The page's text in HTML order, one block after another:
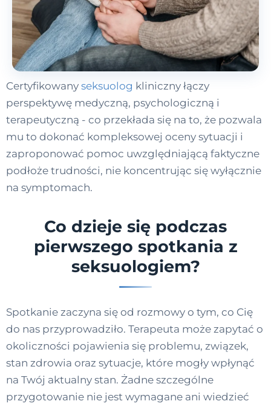
Certyfikowany seksuolog kliniczny łączy
perspektywę medyczną, psychologiczną i
terapeutyczną - co przekłada się na to, że pozwala
mu to dokonać kompleksowej oceny sytuacji i
zaproponować pomoc uwzględniającą faktyczne
podłoże trudności, nie koncentrując się wyłącznie
na symptomach.
Co dzieje się podczas
pierwszego spotkania z
seksuologiem?
Spotkanie zaczyna się od rozmowy o tym, co Cię
do nas przyprowadziło. Terapeuta może zapytać o
okoliczności pojawienia się problemu, związek,
stan zdrowia oraz sytuacje, które mogły wpłynąć
na Twój aktualny stan. Żadne szczególne
przygotowanie nie jest wymagane ani wiedzieć